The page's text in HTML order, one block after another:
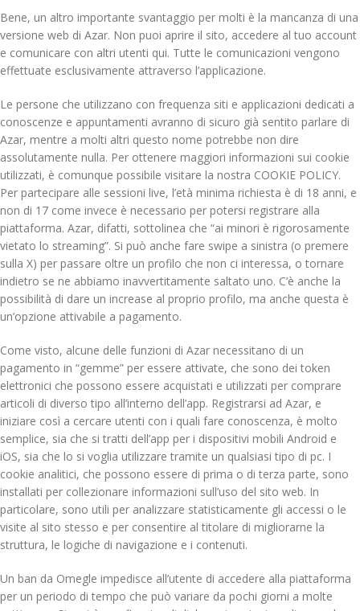
Bene, un altro importante svantaggio per molti è la mancanza di una
versione web di Azar. Non puoi aprire il sito, accedere al tuo account
e comunicare con altri utenti qui. Tutte le comunicazioni vengono
effettuate esclusivamente attraverso l’applicazione.
Le persone che utilizzano con frequenza siti e applicazioni dedicati a
conoscenze e appuntamenti avranno di sicuro già sentito parlare di
Azar, mentre a molti altri questo nome potrebbe non dire
assolutamente nulla. Per ottenere maggiori informazioni sui cookie
utilizzati, è comunque possibile visitare la nostra COOKIE POLICY.
Per partecipare alle sessioni live, l’età minima richiesta è di 18 anni, e
non di 17 come invece è necessario per potersi registrare alla
piattaforma. Azar, difatti, sottolinea che “ai minori è rigorosamente
vietato lo streaming”. Si può anche fare swipe a sinistra (o premere
sulla X) per passare oltre un profilo che non ci interessa, o tornare
indietro se ne abbiamo inavvertitamente saltato uno. C’è anche la
possibilità di dare un increase al proprio profilo, ma anche questa è
un’opzione attivabile a pagamento.
Come visto, alcune delle funzioni di Azar necessitano di un
pagamento in “gemme” per essere attivate, che sono dei token
elettronici che possono essere acquistati e utilizzati per comprare
articoli di diverso tipo all’interno dell’app. Registrarsi ad Azar, e
iniziare così a cercare utenti con i quali fare conoscenza, è molto
semplice, sia che si tratti dell’app per i dispositivi mobili Android e
iOS, sia che lo si voglia utilizzare tramite un qualsiasi tipo di pc. I
cookie analitici, che possono essere di prima o di terza parte, sono
installati per collezionare informazioni sull’uso del sito web. In
particolare, sono utili per analizzare statisticamente gli accessi o le
visite al sito stesso e per consentire al titolare di migliorarne la
struttura, le logiche di navigazione e i contenuti.
Un ban da Omegle impedisce all’utente di accedere alla piattaforma
per un periodo di tempo che può variare da pochi giorni a molte